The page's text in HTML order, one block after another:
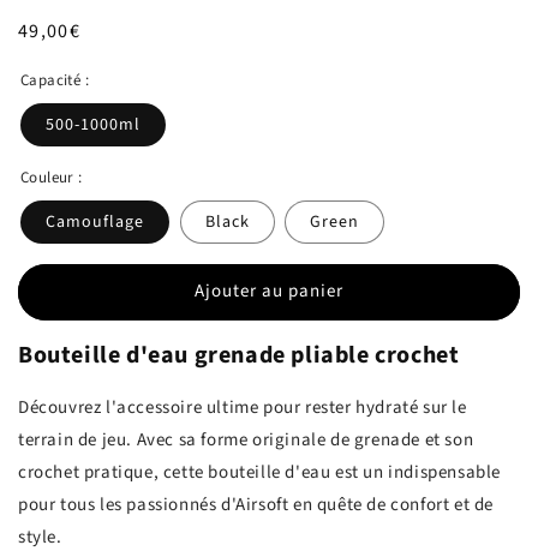
Prix
49,00€
Capacité :
500-1000ml
Couleur :
Camouflage Black Green
Ajouter au panier
Bouteille d'eau grenade pliable crochet
Découvrez l'accessoire ultime pour rester hydraté sur le
terrain de jeu. Avec sa forme originale de grenade et son
crochet pratique, cette bouteille d'eau est un indispensable
pour tous les passionnés d'Airsoft en quête de confort et de
style.